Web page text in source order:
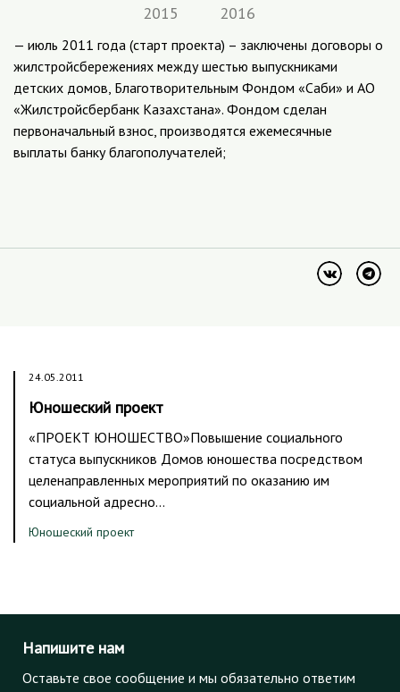
2015 2016
— июль 2011 года (старт проекта) – заключены договоры о
жилстройсбережениях между шестью выпускниками
детских домов, Благотворительным Фондом «Саби» и АО
«Жилстройсбербанк Казахстана». Фондом сделан
первоначальный взнос, производятся ежемесячные
выплаты банку благополучателей;
24.05.2011
Юношеский проект
«ПРОЕКТ ЮНОШЕСТВО»Повышение социального
статуса выпускников Домов юношества посредством
целенаправленных мероприятий по оказанию им
социальной адресно…
Юношеский проект
Напишите нам
Оставьте свое сообщение и мы обязательно ответим